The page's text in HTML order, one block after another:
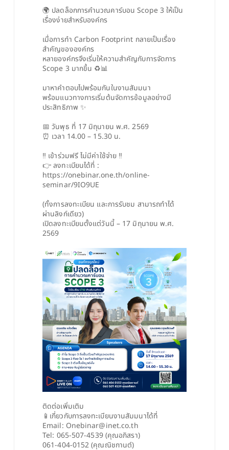
🌍 ปลดล็อกการคำนวณคาร์บอน Scope 3 ให้เป็น
เรื่องง่ายสำหรับองค์กร
เมื่อการทำ Carbon Footprint กลายเป็นเรื่อง
สำคัญขององค์กร
หลายองค์กรจึงเริ่มให้ความสำคัญกับการจัดการ
Scope 3 มากขึ้น ♻️📊
มาหาคำตอบไปพร้อมกันในงานสัมมนา
พร้อมแนวทางการเริ่มต้นจัดการข้อมูลอย่างมี
ประสิทธิภาพ ✨
📅 วันพุธ ที่ 17 มิถุนายน พ.ศ. 2569
⏰ เวลา 14.00 – 15.30 น.
‼️ เข้าร่วมฟรี ไม่มีค่าใช้จ่าย ‼️
👉 ลงทะเบียนได้ที่ :
https://onebinar.one.th/online-
seminar/9IO9UE
(ทั้งการลงทะเบียน และการรับชม สามารถทำได้
ผ่านลิงก์เดียว)
เปิดลงทะเบียนตั้งแต่วันนี้ – 17 มิถุนายน พ.ศ.
2569
ติดต่อเพิ่มเติม
📱เกี่ยวกับการลงทะเบียนงานสัมมนาได้ที่
Email: Onebinar@inet.co.th
Tel: 065-507-4539 (คุณอภิสรา)
061-404-0152 (คุณณิชกานต์)